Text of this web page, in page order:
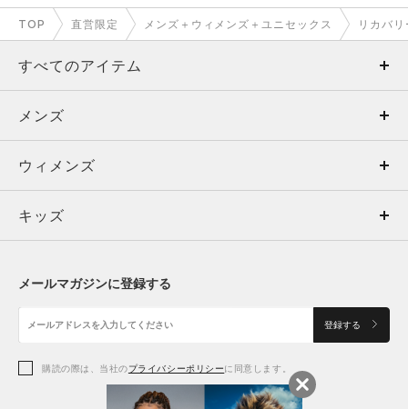
いて寝冷えしない様にも着用しており、オールシーズン使い回
しができます。
通勤やランニングで酷使した脚を包み込むんでくれる、そんな
できます。（紐でもウエストは調整可）
ーパンツという作りで、あまりジャージ/パジャマ感は出ませ
年齢、性別関わらず着用できるカラーリングですので、贈り物
（私はプレゼントの定番となりました）
TOP 直営限定 メンズ＋ウィメンズ＋ユニセックス リカバリ
すべてのアイテム
メンズ
ウィメンズ
キッズ
アクセサリー
メンズ
トップス
ボトムス
アクセサリー
ウィメンズ
トップス
シューズ
アクセサリー
キッズ
ボトムス
シューズ
メールマガジンに登録する
登録する
購読の際は、当社のプライバシーポリシーに同意します。